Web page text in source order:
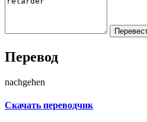
Перевод
nachgehen
Скачать переводчик